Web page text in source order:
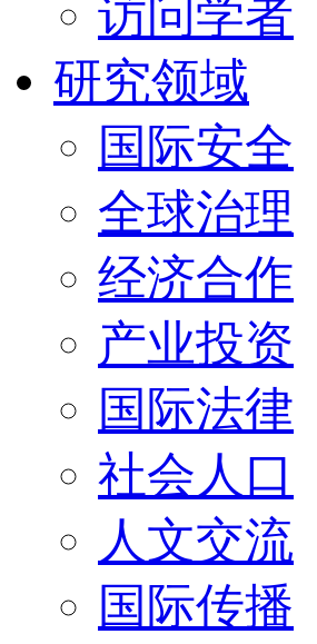
访问学者
研究领域
国际安全
全球治理
经济合作
产业投资
国际法律
社会人口
人文交流
国际传播